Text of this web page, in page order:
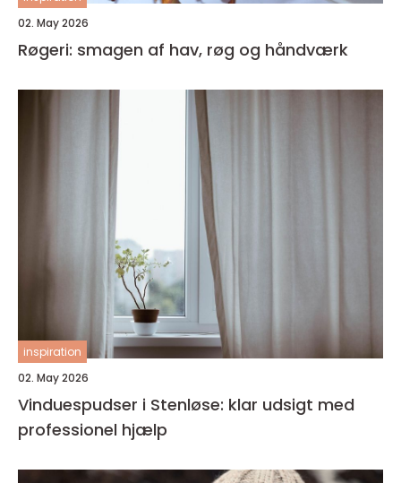
02. May 2026
Røgeri: smagen af hav, røg og håndværk
inspiration
02. May 2026
Vinduespudser i Stenløse: klar udsigt med
professionel hjælp